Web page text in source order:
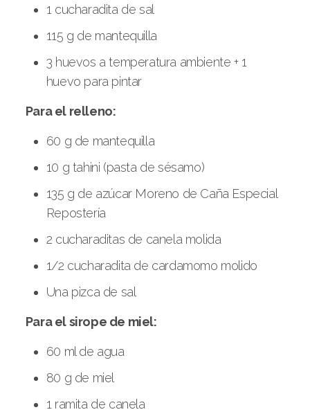
1 cucharadita de sal
115 g de mantequilla
3 huevos a temperatura ambiente + 1
huevo para pintar
Para el relleno:
60 g de mantequilla
10 g tahini (pasta de sésamo)
135 g de azúcar Moreno de Caña Especial
Repostería
2 cucharaditas de canela molida
1/2 cucharadita de cardamomo molido
Una pizca de sal
Para el sirope de miel:
60 ml de agua
80 g de miel
1 ramita de canela